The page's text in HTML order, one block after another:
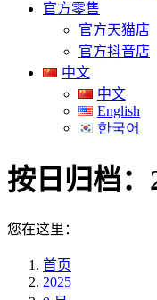
官方零售
官方天猫店
官方抖音店
中文
中文
English
한국어
按日归档：
您在这里：
首页
2025